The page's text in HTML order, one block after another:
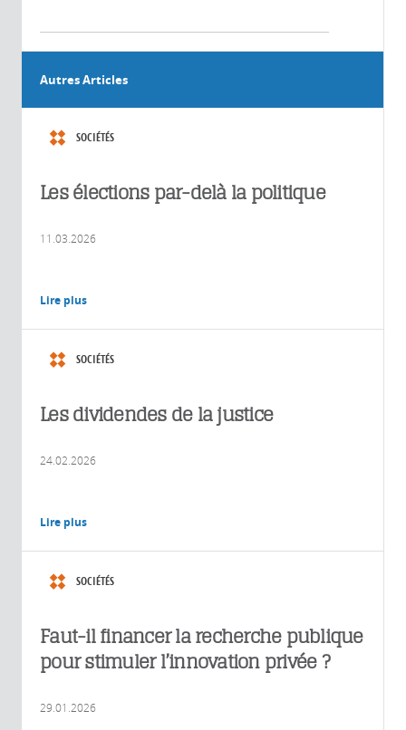
Autres Articles
SOCIÉTÉS
Les élections par-delà la politique
11.03.2026
Lire plus
SOCIÉTÉS
Les dividendes de la justice
24.02.2026
Lire plus
SOCIÉTÉS
Faut-il financer la recherche publique
pour stimuler l’innovation privée ?
29.01.2026